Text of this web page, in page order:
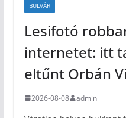
BULVÁR
Lesifotó
internetet: itt
eltűnt Orbán
2026-08-08 admin